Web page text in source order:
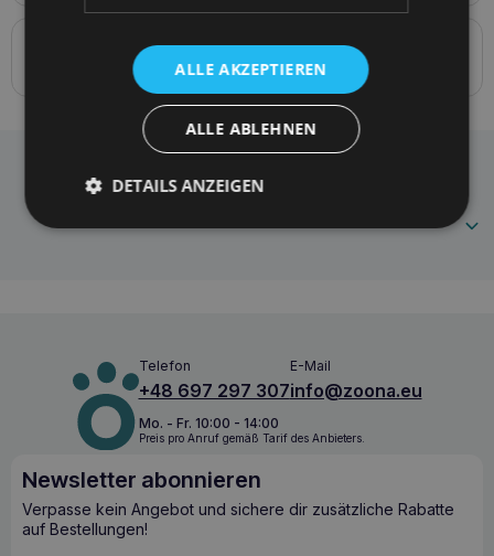
Details zur Konformität des Produkts mit den
Vorschriften: Produktverantwortung
Amiplay BeHappy Jungle Leckerli-Tasche
5907563282957
Telefon
+48 697 297 307
E-Mail
info@zoona.eu
Mo. - Fr. 10:00 - 14:00
Preis pro Anruf gemäß Tarif des Anbieters.
Newsletter abonnieren
Verpasse kein Angebot und sichere dir zusätzliche Rabatte
auf Bestellungen!
ALLE AKZEPTIEREN
ALLE ABLEHNEN
DETAILS ANZEIGEN